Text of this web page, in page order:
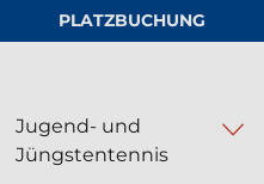
PLATZBUCHUNG
Jugend- und
Jüngstentennis